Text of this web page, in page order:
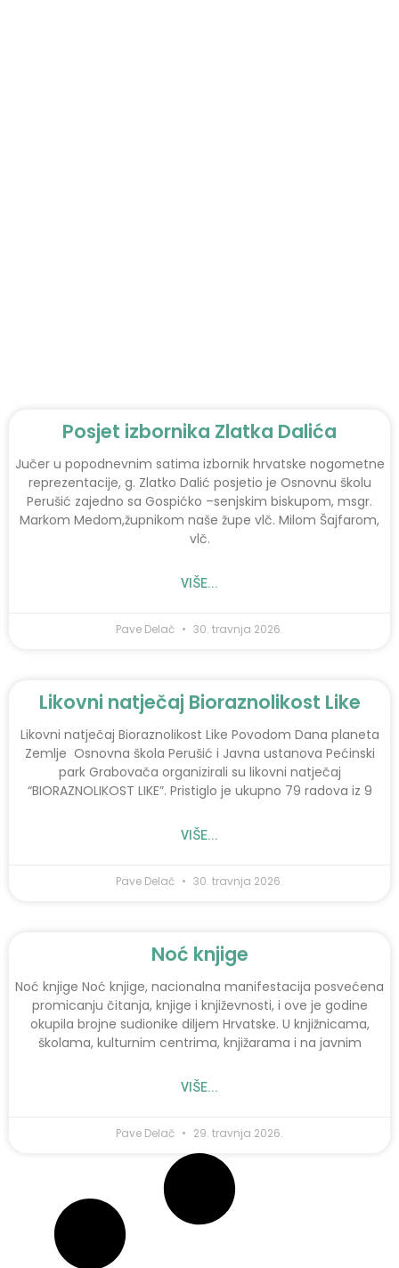
Posjet izbornika Zlatka Dalića
Jučer u popodnevnim satima izbornik hrvatske nogometne
reprezentacije, g. Zlatko Dalić posjetio je Osnovnu školu
Perušić zajedno sa Gospićko –senjskim biskupom, msgr.
Markom Medom,župnikom naše župe vlč. Milom Šajfarom,
vlč.
VIŠE...
Pave Delač 30. travnja 2026.
Likovni natječaj Bioraznolikost Like
Likovni natječaj Bioraznolikost Like Povodom Dana planeta
Zemlje Osnovna škola Perušić i Javna ustanova Pećinski
park Grabovača organizirali su likovni natječaj
“BIORAZNOLIKOST LIKE”. Pristiglo je ukupno 79 radova iz 9
VIŠE...
Pave Delač 30. travnja 2026.
Noć knjige
Noć knjige Noć knjige, nacionalna manifestacija posvećena
promicanju čitanja, knjige i književnosti, i ove je godine
okupila brojne sudionike diljem Hrvatske. U knjižnicama,
školama, kulturnim centrima, knjižarama i na javnim
VIŠE...
Pave Delač 29. travnja 2026.